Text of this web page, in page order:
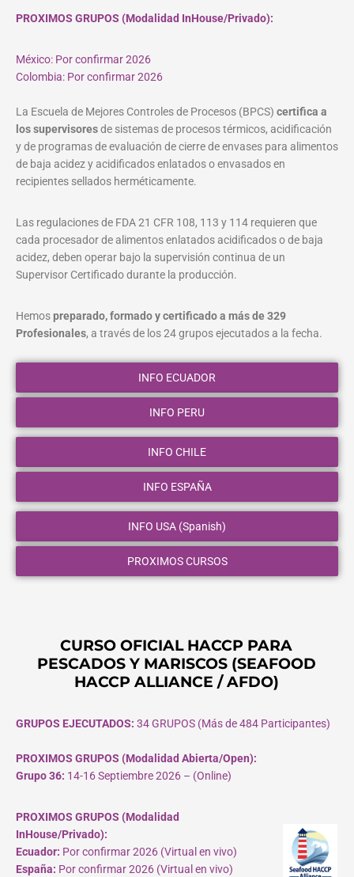
PROXIMOS GRUPOS (Modalidad InHouse/Privado):
México: Por confirmar 2026
Colombia: Por confirmar 2026
La Escuela de Mejores Controles de Procesos (BPCS) certifica a
los supervisoresde sistemas de procesos térmicos, acidificación
y de programas de evaluación de cierre de envases para alimentos
de baja acidez y acidificados enlatados o envasados en
recipientes sellados herméticamente.
Las regulaciones de FDA 21 CFR 108, 113 y 114 requieren que
cada procesador de alimentos enlatados acidificados o de baja
acidez, deben operar bajo la supervisión continua de un
Supervisor Certificado durante la producción.
Hemospreparado, formado y certificado a más de 329
Profesionales, a través de los 24 grupos ejecutados a la fecha.
INFO ECUADOR
INFO PERU
INFO CHILE
INFO ESPAÑA
INFO USA (Spanish)
PROXIMOS CURSOS
CURSO OFICIAL HACCP PARA
PESCADOS Y MARISCOS (SEAFOOD
HACCP ALLIANCE / AFDO)
GRUPOS EJECUTADOS: 34 GRUPOS (Más de 484 Participantes)
PROXIMOS GRUPOS (Modalidad Abierta/Open):
Grupo 36: 14-16 Septiembre 2026 – (Online)
PROXIMOS GRUPOS (Modalidad
InHouse/Privado):
Ecuador: Por confirmar 2026 (Virtual en vivo)
España: Por confirmar 2026 (Virtual en vivo)